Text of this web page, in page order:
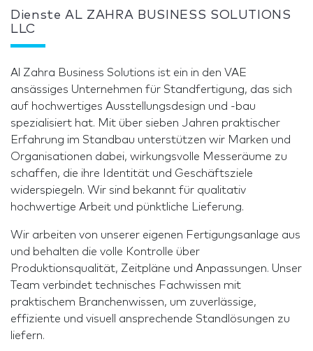
Dienste AL ZAHRA BUSINESS SOLUTIONS
LLC
Al Zahra Business Solutions ist ein in den VAE
ansässiges Unternehmen für Standfertigung, das sich
auf hochwertiges Ausstellungsdesign und -bau
spezialisiert hat. Mit über sieben Jahren praktischer
Erfahrung im Standbau unterstützen wir Marken und
Organisationen dabei, wirkungsvolle Messeräume zu
schaffen, die ihre Identität und Geschäftsziele
widerspiegeln. Wir sind bekannt für qualitativ
hochwertige Arbeit und pünktliche Lieferung.
Wir arbeiten von unserer eigenen Fertigungsanlage aus
und behalten die volle Kontrolle über
Produktionsqualität, Zeitpläne und Anpassungen. Unser
Team verbindet technisches Fachwissen mit
praktischem Branchenwissen, um zuverlässige,
effiziente und visuell ansprechende Standlösungen zu
liefern.